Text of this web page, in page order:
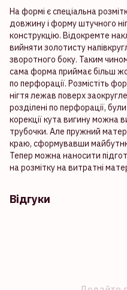
На формі є спеціальна
довжину і форму штучного
конструкцію. Відокремте
вийняти золотисту
зворотного боку. Таким
сама форма приймає більш
по перфорації. Розмістіть
нігтя лежав поверх
розділені по перфорації,
корекції кута вигину можна
трубочки. Але пружний
краю, сформувавши
Тепер можна наносити
на розмітку на витратні
Відгуки